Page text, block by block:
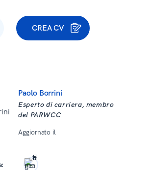
CREA CV
Paolo Borrini
Esperto di carriera, membro
del PARWCC
Aggiornato il15 Aprile 2026